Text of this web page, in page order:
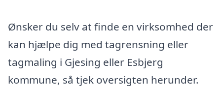
Ønsker du selv at finde en virksomhed der
kan hjælpe dig med tagrensning eller
tagmaling i Gjesing eller Esbjerg
kommune, så tjek oversigten herunder.